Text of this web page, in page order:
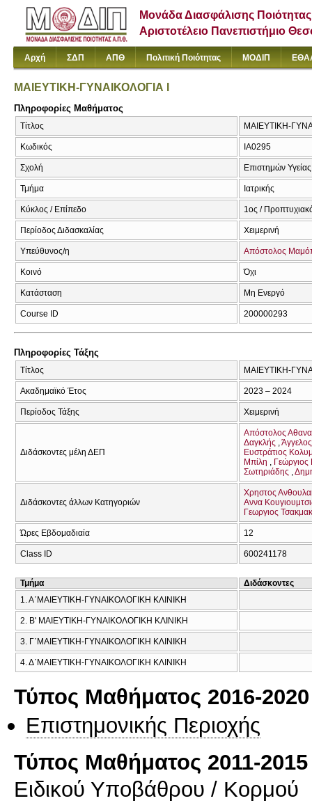
Μονάδα Διασφάλισης Ποιότητας
Αριστοτέλειο Πανεπιστήμιο
Αρχή ΣΔΠ ΑΠΘ Πολιτική Ποιότητας ΜΟΔΙΠ
ΜΑΙΕΥΤΙΚΗ-ΓΥΝΑΙΚΟΛΟΓΙΑ Ι
Πληροφορίες Μαθήματος
Τίτλος ΜΑΙΕΥΤΙΚΗ-
Κωδικός ΙΑ0295
Σχολή Επιστημών Υγείας
Τμήμα Ιατρικής
Κύκλος / Επίπεδο 1ος /
Περίοδος Διδασκαλίας Χειμερινή
Υπεύθυνος/η Απόστολος
Κοινό Όχι
Κατάσταση Μη Ενεργό
Course ID 200000293
Πληροφορίες Τάξης
Τίτλος ΜΑΙΕΥΤΙΚΗ-
Ακαδημαϊκό Έτος 2023 – 2024
Περίοδος Τάξης Χειμερινή
Διδάσκοντες μέλη ΔΕΠ
Απόστολος
Δαγκλής
Ευστράτιος
Μπίλη
Σωτηριάδης
Διδάσκοντες άλλων Κατηγοριών
Χρηστος
Αννα
Γεωργιος
Ώρες Εβδομαδιαία 12
Class ID 600241178
Τμήμα
Διδάσκοντες
1. Α΄ΜΑΙΕΥΤΙΚΗ-ΓΥΝΑΙΚΟΛΟΓΙΚΗ ΚΛΙΝΙΚΗ
2. Β' ΜΑΙΕΥΤΙΚΗ-ΓΥΝΑΙΚΟΛΟΓΙΚΗ ΚΛΙΝΙΚΗ
3. Γ΄ΜΑΙΕΥΤΙΚΗ-ΓΥΝΑΙΚΟΛΟΓΙΚΗ ΚΛΙΝΙΚΗ
4. Δ΄ΜΑΙΕΥΤΙΚΗ-ΓΥΝΑΙΚΟΛΟΓΙΚΗ ΚΛΙΝΙΚΗ
Τύπος Μαθήματος 2016-2020
Επιστημονικής Περιοχής
Τύπος Μαθήματος 2011-2015
Ειδικού Υποβάθρου / Κορμού